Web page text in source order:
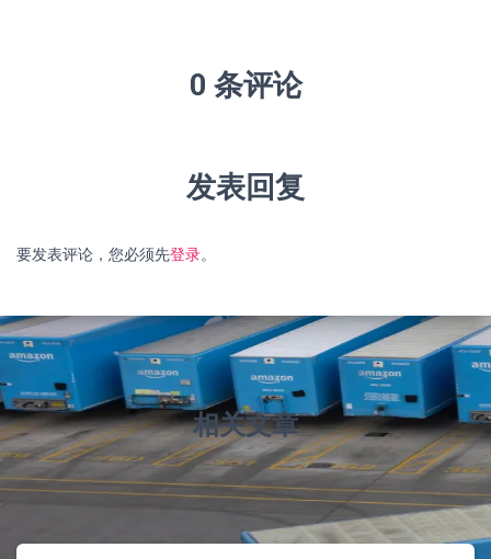
0 条评论
发表回复
要发表评论，您必须先登录。
相关文章